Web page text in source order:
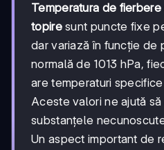
Temperatura de fierbere
topiresunt puncte fixe
dar variază în funcție de
normală de 1013 hPa,
are temperaturi
Aceste valori ne ajută
substanțele
Un aspect important de